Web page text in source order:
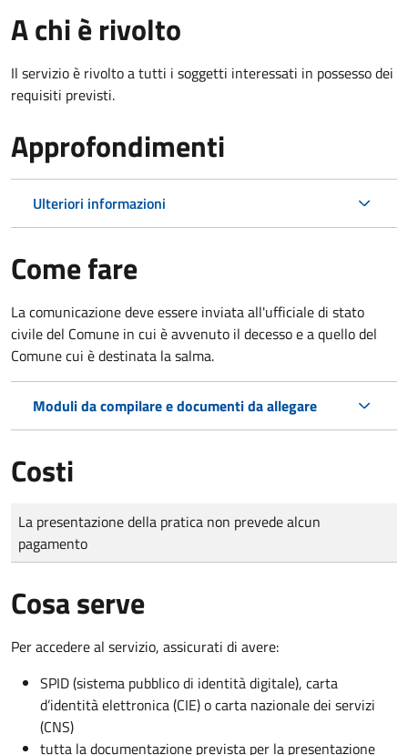
A chi è rivolto
Il servizio è rivolto a tutti i soggetti interessati in possesso dei
requisiti previsti.
Approfondimenti
Ulteriori informazioni
Come fare
La comunicazione deve essere inviata all'ufficiale di stato
civile del Comune in cui è avvenuto il decesso e a quello del
Comune cui è destinata la salma.
Moduli da compilare e documenti da allegare
Costi
Tipo di pagamento
Importo
La presentazione della pratica non prevede alcun
pagamento
Cosa serve
Per accedere al servizio, assicurati di avere:
SPID (sistema pubblico di identità digitale), carta
d’identità elettronica (CIE) o carta nazionale dei servizi
(CNS)
tutta la documentazione prevista per la presentazione